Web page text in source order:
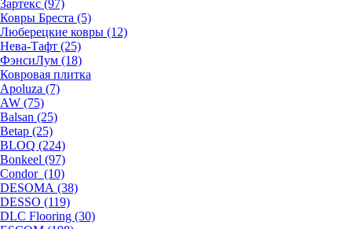
Зартекс (97)
Ковры Бреста (5)
Люберецкие ковры (12)
Нева-Тафт (25)
ФэнсиЛум (18)
Ковровая плитка
Apoluza (7)
AW (75)
Balsan (25)
Betap (25)
BLOQ (224)
Bonkeel (97)
Condor (10)
DESOMA (38)
DESSO (119)
DLC Flooring (30)